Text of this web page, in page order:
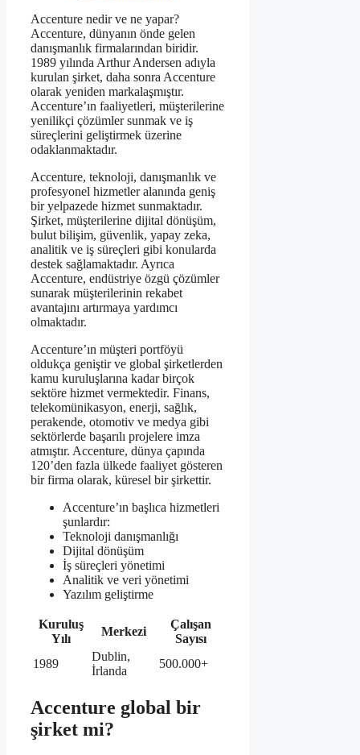
Accenture nedir ve ne yapar?
Accenture, dünyanın önde gelen
danışmanlık firmalarından biridir.
1989 yılında Arthur Andersen adıyla
kurulan şirket, daha sonra Accenture
olarak yeniden markalaşmıştır.
Accenture’ın faaliyetleri, müşterilerine
yenilikçi çözümler sunmak ve iş
süreçlerini geliştirmek üzerine
odaklanmaktadır.
Accenture, teknoloji, danışmanlık ve
profesyonel hizmetler alanında geniş
bir yelpazede hizmet sunmaktadır.
Şirket, müşterilerine dijital dönüşüm,
bulut bilişim, güvenlik, yapay zeka,
analitik ve iş süreçleri gibi konularda
destek sağlamaktadır. Ayrıca
Accenture, endüstriye özgü çözümler
sunarak müşterilerinin rekabet
avantajını artırmaya yardımcı
olmaktadır.
Accenture’ın müşteri portföyü
oldukça geniştir ve global şirketlerden
kamu kuruluşlarına kadar birçok
sektöre hizmet vermektedir. Finans,
telekomünikasyon, enerji, sağlık,
perakende, otomotiv ve medya gibi
sektörlerde başarılı projelere imza
atmıştır. Accenture, dünya çapında
120’den fazla ülkede faaliyet gösteren
bir firma olarak, küresel bir şirkettir.
Accenture’ın başlıca hizmetleri
şunlardır:
Teknoloji danışmanlığı
Dijital dönüşüm
İş süreçleri yönetimi
Analitik ve veri yönetimi
Yazılım geliştirme
Kuruluş
Yılı
Merkezi
Çalışan
Sayısı
1989
Dublin,
İrlanda
500.000+
Accenture global bir
şirket mi?